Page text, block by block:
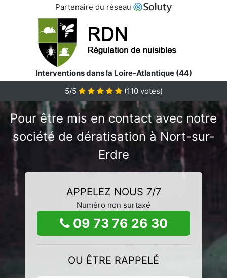
Partenaire du réseau
Interventions dans la Loire-Atlantique (44)
5/5
(110votes)
Pour être mis en contact avec notre
société de dératisation à Nort-sur-
Erdre
APPELEZ NOUS 7/7
Numéro non surtaxé
09 73 76 26 30
OU ÊTRE RAPPELÉ